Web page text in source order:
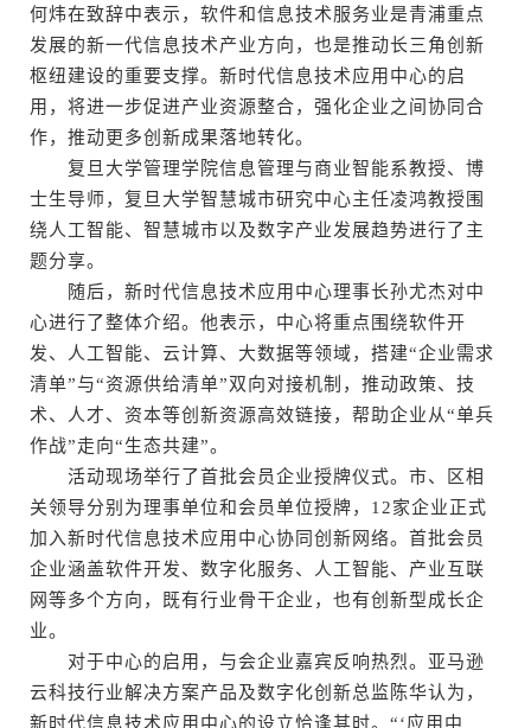
何炜在致辞中表示，软件和信息技术服务业是青浦重点
发展的新一代信息技术产业方向，也是推动长三角创新
枢纽建设的重要支撑。新时代信息技术应用中心的启
用，将进一步促进产业资源整合，强化企业之间协同合
作，推动更多创新成果落地转化。
复旦大学管理学院信息管理与商业智能系教授、博
士生导师，复旦大学智慧城市研究中心主任凌鸿教授围
绕人工智能、智慧城市以及数字产业发展趋势进行了主
题分享。
随后，新时代信息技术应用中心理事长孙尤杰对中
心进行了整体介绍。他表示，中心将重点围绕软件开
发、人工智能、云计算、大数据等领域，搭建“企业需求
清单”与“资源供给清单”双向对接机制，推动政策、技
术、人才、资本等创新资源高效链接，帮助企业从“单兵
作战”走向“生态共建”。
活动现场举行了首批会员企业授牌仪式。市、区相
关领导分别为理事单位和会员单位授牌，12家企业正式
加入新时代信息技术应用中心协同创新网络。首批会员
企业涵盖软件开发、数字化服务、人工智能、产业互联
网等多个方向，既有行业骨干企业，也有创新型成长企
业。
对于中心的启用，与会企业嘉宾反响热烈。亚马逊
云科技行业解决方案产品及数字化创新总监陈华认为，
新时代信息技术应用中心的设立恰逢其时。“‘应用中